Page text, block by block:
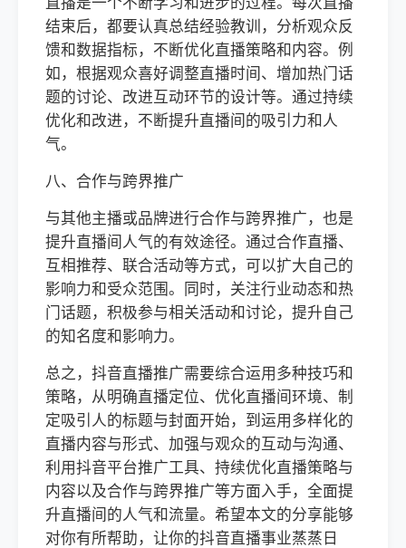
结束后，都要认真总结经验教训，分析观众反
馈和数据指标，不断优化直播策略和内容。例
如，根据观众喜好调整直播时间、增加热门话
题的讨论、改进互动环节的设计等。通过持续
优化和改进，不断提升直播间的吸引力和人
气。
八、合作与跨界推广
与其他主播或品牌进行合作与跨界推广，也是
提升直播间人气的有效途径。通过合作直播、
互相推荐、联合活动等方式，可以扩大自己的
影响力和受众范围。同时，关注行业动态和热
门话题，积极参与相关活动和讨论，提升自己
的知名度和影响力。
总之，抖音直播推广需要综合运用多种技巧和
策略，从明确直播定位、优化直播间环境、制
定吸引人的标题与封面开始，到运用多样化的
直播内容与形式、加强与观众的互动与沟通、
利用抖音平台推广工具、持续优化直播策略与
内容以及合作与跨界推广等方面入手，全面提
升直播间的人气和流量。希望本文的分享能够
对你有所帮助，让你的抖音直播事业蒸蒸日